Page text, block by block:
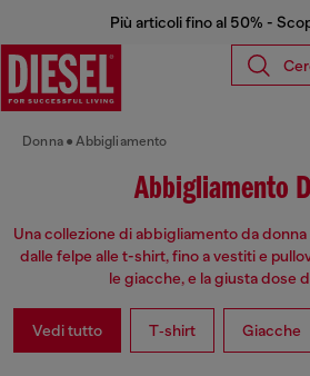
Più articoli fino al 50% -
Donna Abbigliamento
Abbigliamento
Una collezione di abbigliamento da donna
dalle felpe alle t-shirt, fino a vestiti e
le giacche, e la giusta dose
Vedi tutto T‑shirt Giacche